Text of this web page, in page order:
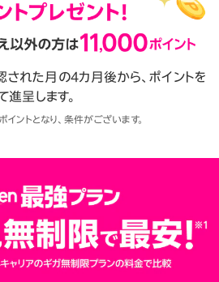
れた月の4カ月後から、ポイントを
呈します。
ントとなり、条件がございます。